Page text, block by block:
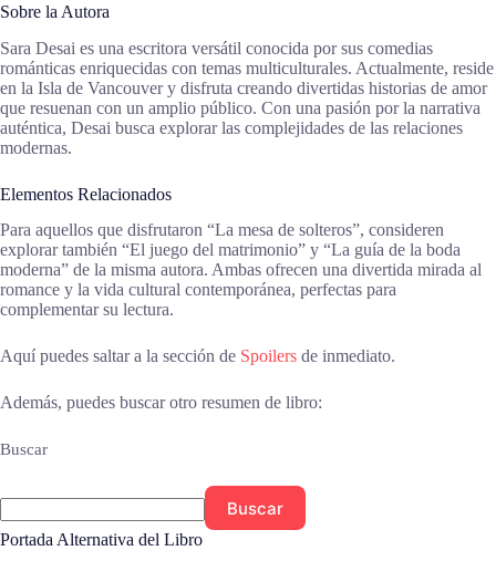
Sobre la Autora
Sara Desai es una escritora versátil conocida por sus comedias
románticas enriquecidas con temas multiculturales. Actualmente, reside
en la Isla de Vancouver y disfruta creando divertidas historias de amor
que resuenan con un amplio público. Con una pasión por la narrativa
auténtica, Desai busca explorar las complejidades de las relaciones
modernas.
Elementos Relacionados
Para aquellos que disfrutaron “La mesa de solteros”, consideren
explorar también “El juego del matrimonio” y “La guía de la boda
moderna” de la misma autora. Ambas ofrecen una divertida mirada al
romance y la vida cultural contemporánea, perfectas para
complementar su lectura.
Aquí puedes saltar a la sección de Spoilers de inmediato.
Además, puedes buscar otro resumen de libro:
Buscar
Buscar
Portada Alternativa del Libro